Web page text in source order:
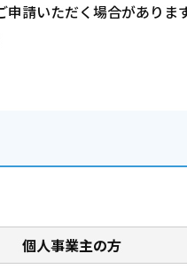
請いただく場合がありま
個人事業主の方